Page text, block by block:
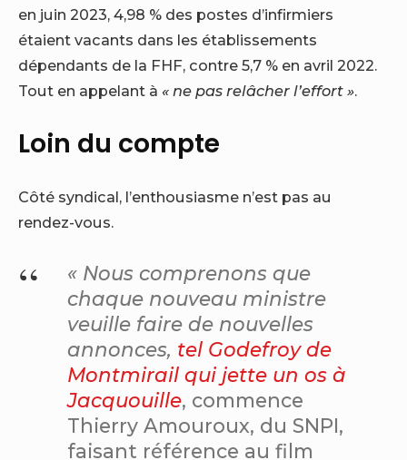
en juin 2023, 4,98 % des postes d’infirmiers
étaient vacants dans les établissements
dépendants de la FHF, contre 5,7 % en avril 2022.
Tout en appelant à « ne pas relâcher l’effort ».
Loin du compte
Côté syndical, l’enthousiasme n’est pas au
rendez-vous.
« Nous comprenons que
chaque nouveau ministre
veuille faire de nouvelles
annonces, tel Godefroy de
Montmirail qui jette un os à
Jacquouille, commence
Thierry Amouroux, du SNPI,
faisant référence au film